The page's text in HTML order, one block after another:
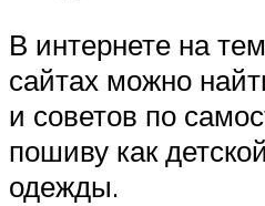
В интернете на
сайтах можно
и советов по
пошиву как
одежды.